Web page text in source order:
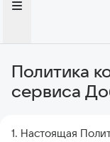
Политика
сервиса
1. Настоящая